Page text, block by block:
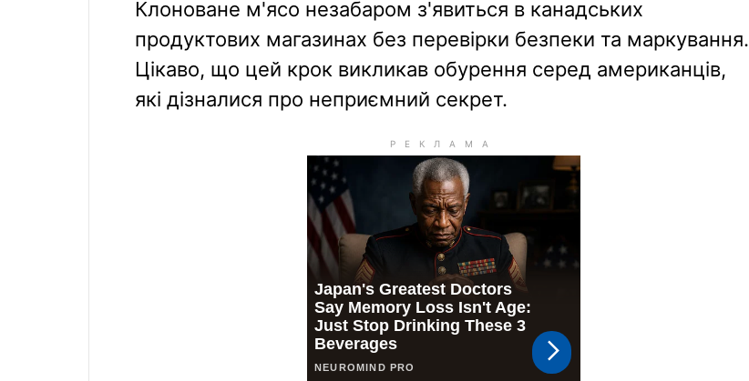
Клоноване м'ясо незабаром з'явиться в канадських
продуктових магазинах без перевірки безпеки та маркування.
Цікаво, що цей крок викликав обурення серед американців,
які дізналися про неприємний секрет.